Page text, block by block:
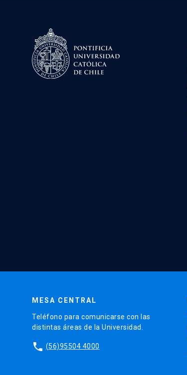
MESA CENTRAL
Teléfono para comunicarse con las
distintas áreas de la Universidad.
phone (56)95504 4000